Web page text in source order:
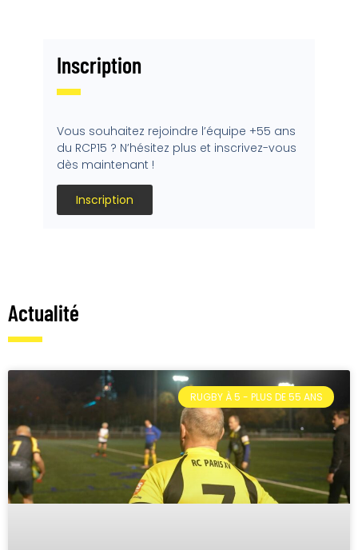
Inscription
Vous souhaitez rejoindre l’équipe +55 ans
du RCP15 ? N’hésitez plus et inscrivez-vous
dès maintenant !
Inscription
Actualité
RUGBY À 5 - PLUS DE 55 ANS